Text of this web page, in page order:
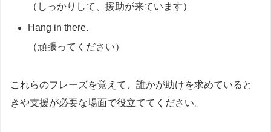
（しっかりして、援助が来ています）
Hang in there.
（頑張ってください）
これらのフレーズを覚えて、誰かが助けを求めていると
きや支援が必要な場面で役立ててください。